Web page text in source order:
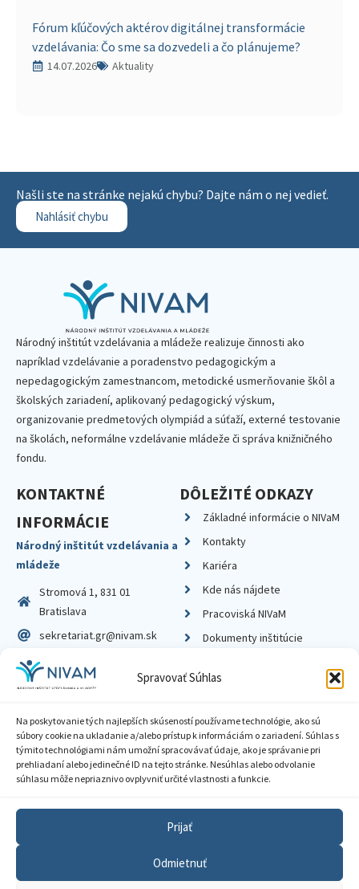
Spravovať Súhlas
Na poskytovanie tých najlepších skúseností používame technológie, ako sú
súbory cookie na ukladanie a/alebo prístup k informáciám o zariadení. Súhlas s
týmito technológiami nám umožní spracovávať údaje, ako je správanie pri
prehliadaní alebo jedinečné ID na tejto stránke. Nesúhlas alebo odvolanie
súhlasu môže nepriaznivo ovplyvniť určité vlastnosti a funkcie.
Prijať
Odmietnuť
Fórum kľúčových aktérov digitálnej transformácie
vzdelávania: Čo sme sa dozvedeli a čo plánujeme?
14.07.2026 Aktuality
Našli ste na stránke nejakú chybu? Dajte nám o nej vedieť.
Nahlásiť chybu
Národný inštitút vzdelávania a mládeže realizuje činnosti ako
napríklad vzdelávanie a poradenstvo pedagogickým a
nepedagogickým zamestnancom, metodické usmerňovanie škôl a
školských zariadení, aplikovaný pedagogický výskum,
organizovanie predmetových olympiád a súťaží, externé testovanie
na školách, neformálne vzdelávanie mládeže či správa knižničného
fondu.
KONTAKTNÉ
INFORMÁCIE
Národný inštitút vzdelávania a
mládeže
Stromová 1, 831 01
Bratislava
sekretariat.gr@nivam.sk
IČO: 00164348
DIČ: 2020798714
DÔLEŽITÉ ODKAZY
Základné informácie o NIVaM
Kontakty
Kariéra
Kde nás nájdete
Pracoviská NIVaM
Dokumenty inštitúcie
Zásady ochrany súkromia
Sprístupnenie informácií
Nastavenia cookies